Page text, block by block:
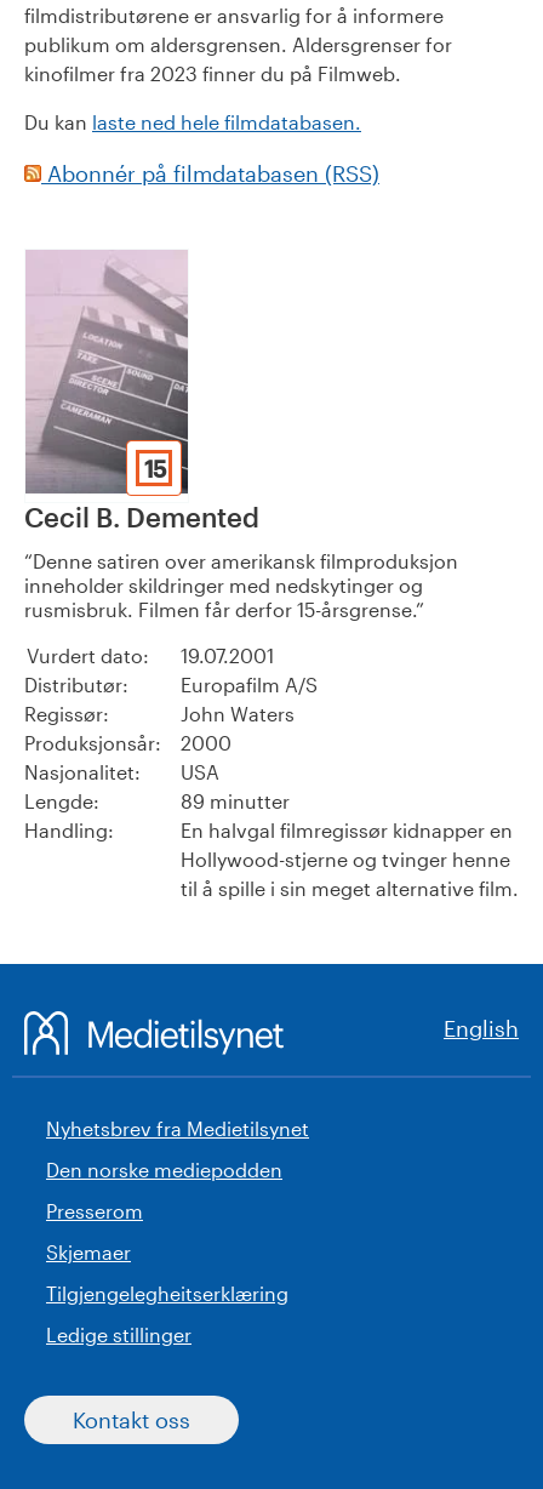
filmdistributørene er ansvarlig for å informere
publikum om aldersgrensen. Aldersgrenser for
kinofilmer fra 2023 finner du på Filmweb.
Du kan laste ned hele filmdatabasen.
Abonnér på filmdatabasen (RSS)
15
Cecil B. Demented
Denne satiren over amerikansk filmproduksjon
inneholder skildringer med nedskytinger og
rusmisbruk. Filmen får derfor 15-årsgrense.
Vurdert dato:
19.07.2001
Distributør:
Europafilm A/S
Regissør:
John Waters
Produksjonsår:
2000
Nasjonalitet:
USA
Lengde:
89 minutter
Handling:
En halvgal filmregissør kidnapper en
Hollywood-stjerne og tvinger henne
til å spille i sin meget alternative film.
English
Nyhetsbrev fra Medietilsynet
Den norske mediepodden
Presserom
Skjemaer
Tilgjengelegheitserklæring
Ledige stillinger
Kontakt oss